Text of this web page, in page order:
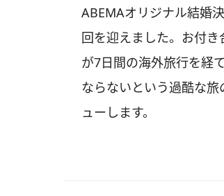
ABEMAオリジナル結婚
回を迎えました。お付
が7日間の海外旅行を経
ならないという過酷な
ューします。